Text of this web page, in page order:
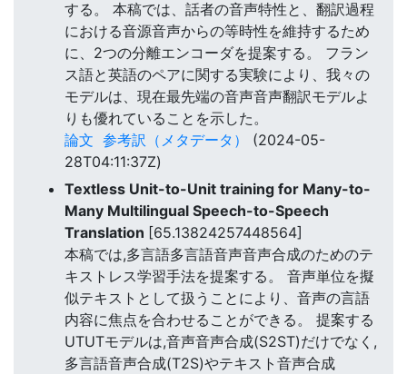
する。 本稿では、話者の音声特性と、翻訳過程
における音源音声からの等時性を維持するため
に、2つの分離エンコーダを提案する。 フラン
ス語と英語のペアに関する実験により、我々の
モデルは、現在最先端の音声音声翻訳モデルよ
りも優れていることを示した。
論文 参考訳（メタデータ）
(2024-05-
28T04:11:37Z)
Textless Unit-to-Unit training for Many-to-
Many Multilingual Speech-to-Speech
Translation [65.13824257448564]
本稿では,多言語多言語音声音声合成のためのテ
キストレス学習手法を提案する。 音声単位を擬
似テキストとして扱うことにより、音声の言語
内容に焦点を合わせることができる。 提案する
UTUTモデルは,音声音声合成(S2ST)だけでなく,
多言語音声合成(T2S)やテキスト音声合成